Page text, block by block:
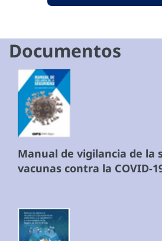
Documentos
Manual de vigilancia de la
vacunas contra la COVID-